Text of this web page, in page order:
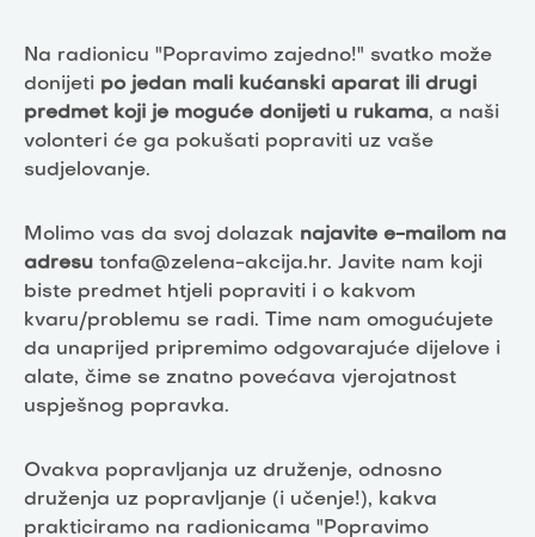
Na radionicu "Popravimo zajedno!" svatko može
donijeti po jedan mali kućanski aparat ili drugi
predmet koji je moguće donijeti u rukama, a naši
volonteri će ga pokušati popraviti uz vaše
sudjelovanje.
Molimo vas da svoj dolazak najavite e-mailom na
adresu tonfa@zelena-akcija.hr. Javite nam koji
biste predmet htjeli popraviti i o kakvom
kvaru/problemu se radi. Time nam omogućujete
da unaprijed pripremimo odgovarajuće dijelove i
alate, čime se znatno povećava vjerojatnost
uspješnog popravka.
Ovakva popravljanja uz druženje, odnosno
druženja uz popravljanje (i učenje!), kakva
prakticiramo na radionicama "Popravimo